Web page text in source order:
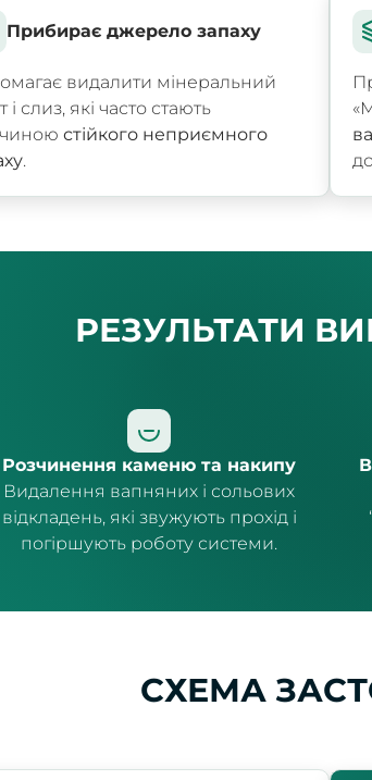
Прибирає джерело запаху
видалити мінеральний
і слиз, які часто стають
стійкого неприємного
.
РЕЗУЛЬТАТИ
Розчинення каменю та накипу
Видалення вапняних і сольових
відкладень, які звужують прохід і
погіршують роботу системи.
СХЕМА